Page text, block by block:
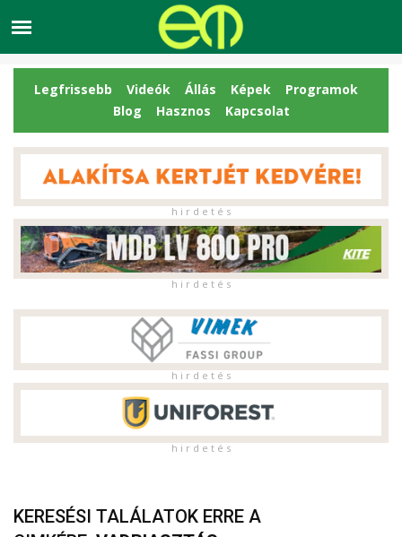
Legfrissebb Videók Állás Képek
Programok
Blog
Hasznos Kapcsolat
h i r d e t é s
h i r d e t é s
h i r d e t é s
h i r d e t é s
KERESÉSI TALÁLATOK ERRE A